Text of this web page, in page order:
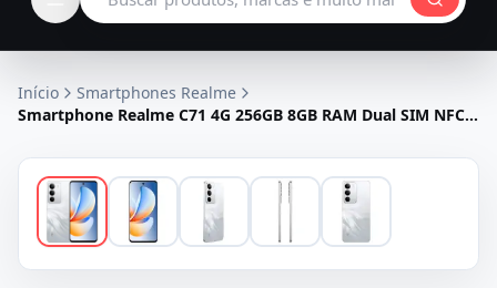
Início
Smartphones Realme
Smartphone Realme C71 4G 256GB 8GB RAM Dual SIM NFC